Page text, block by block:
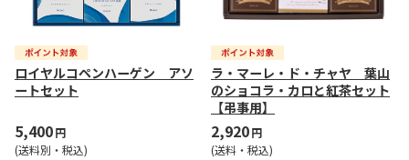
ロイヤルコペンハーゲン アソ
ートセット
5,400円
(送料別・税込)
ラ・マーレ・ド・チャヤ 葉山
のショコラ・カロと紅茶セット
【弔事用】
2,920円
(送料・税込)